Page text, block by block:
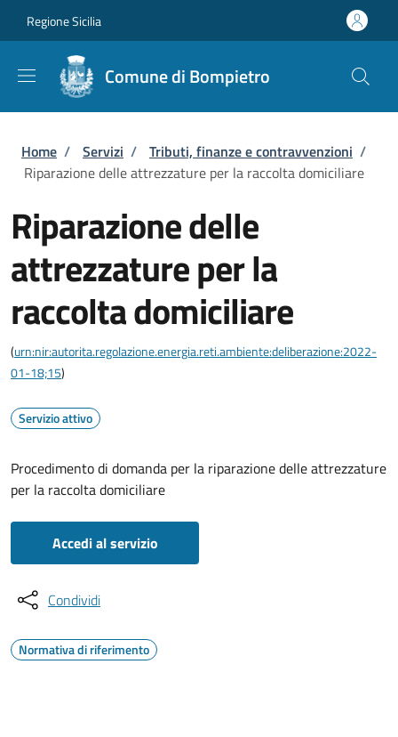
Regione Sicilia
Comune di Bompietro
Briciole di pane
Home / Servizi / Tributi, finanze e contravvenzioni /
Riparazione delle attrezzature per la raccolta domiciliare
Riparazione delle
attrezzature per la
raccolta domiciliare
(urn:nir:autorita.regolazione.energia.reti.ambiente:deliberazione:2022-
01-18;15)
Servizio attivo
Procedimento di domanda per la riparazione delle attrezzature
per la raccolta domiciliare
Accedi al servizio
Condividi
Normativa di riferimento